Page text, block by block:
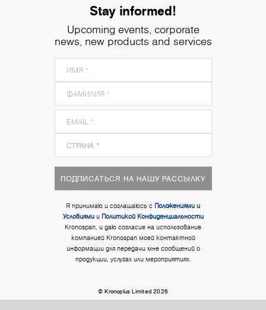
Stay informed!
Upcoming events, corporate
news, new products and services
ПОДПИСАТЬСЯ НА НАШУ РАССЫЛКУ
Я принимаю и соглашаюсь с Положениями и
Условиямии Политикой Конфиденциальности
Kronospan, и даю согласие на использование
компанией Kronospan моей контактной
информации для передачи мне сообщений о
продукции, услугах или мероприятиях.
© Kronoplus Limited 2026